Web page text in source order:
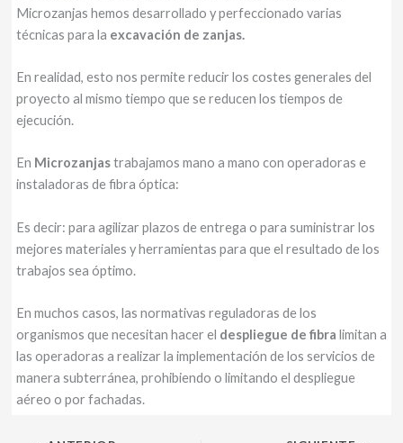
Microzanjas hemos desarrollado y perfeccionado varias
técnicas para la excavación de zanjas.
En realidad, esto nos permite reducir los costes generales del
proyecto al mismo tiempo que se reducen los tiempos de
ejecución.
En Microzanjastrabajamos mano a mano con operadoras e
instaladoras de fibra óptica:
Es decir: para agilizar plazos de entrega o para suministrar los
mejores materiales y herramientas para que el resultado de los
trabajos sea óptimo.
En muchos casos, las normativas reguladoras de los
organismos que necesitan hacer el despliegue de fibra limitan a
las operadoras a realizar la implementación de los servicios de
manera subterránea, prohibiendo o limitando el despliegue
aéreo o por fachadas.